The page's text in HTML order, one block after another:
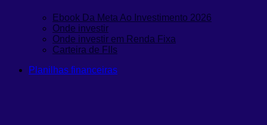
Ebook Da Meta Ao Investimento 2026
Onde investir
Onde investir em Renda Fixa
Carteira de FIIs
Planilhas financeiras